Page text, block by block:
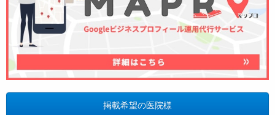
掲載希望の医院様